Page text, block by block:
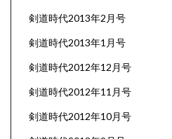
剣道時代2013年2月号
剣道時代2013年1月号
剣道時代2012年12月号
剣道時代2012年11月号
剣道時代2012年10月号